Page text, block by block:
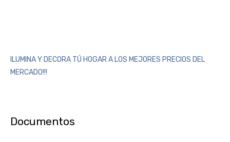
ILUMINA Y DECORA TÚ HOGAR A LOS MEJORES PRECIOS DEL
MERCADO!!!
Documentos